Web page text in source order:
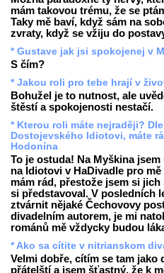
mám takovou trému, že se
Taky mě baví, když sám na
zvraty, když se vžiju do
* Gustave jak jsi spokojenej v
S čím?
* Jakou roli pro tebe hrají v
Bohužel je to nutnost, ale
štěstí a spokojenosti nestačí.
* Kterou roli máte nejraději?
Dostojevského Idiotovi, máte
Hodonína
To je ostuda! Na Myškina
na Idiotovi v HaDivadle pro
mám rád, přestože jsem si
si představoval. V posledních
ztvárnit nějaké Čechovovy
divadelním autorem, je mi
románů mě vždycky budou
* Ako sa cítite v nitrianskom
Velmi dobře, cítím se tam jako
přátelští a jsem šťastný, že k